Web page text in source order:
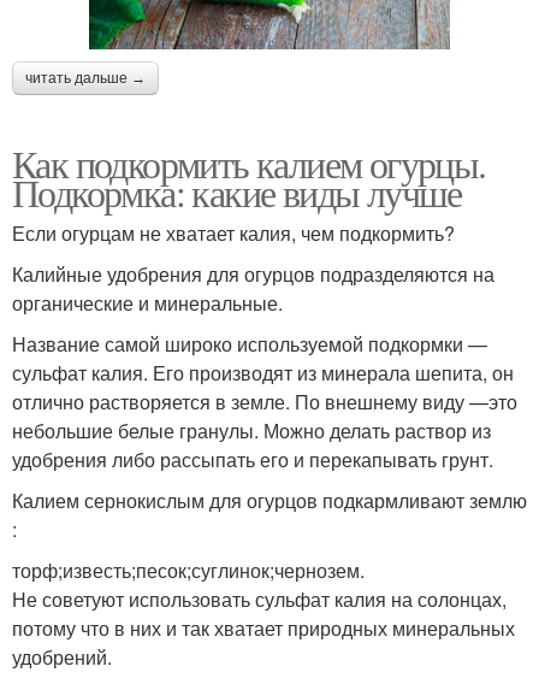
читать дальше →
Как подкормить калием огурцы.
Подкормка: какие виды лучше
Если огурцам не хватает калия, чем подкормить?
Калийные удобрения для огурцов подразделяются на
органические и минеральные.
Название самой широко используемой подкормки —
сульфат калия. Его производят из минерала шепита, он
отлично растворяется в земле. По внешнему виду —это
небольшие белые гранулы. Можно делать раствор из
удобрения либо рассыпать его и перекапывать грунт.
Калием сернокислым для огурцов подкармливают землю
:
торф;известь;песок;суглинок;чернозем.
Не советуют использовать сульфат калия на солонцах,
потому что в них и так хватает природных минеральных
удобрений.